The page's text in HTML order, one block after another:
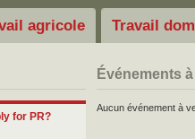
agricole Travail
for PR?
Événements
Aucun événement à